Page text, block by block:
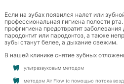
Если на зубах появился налет или
профессиональная гигиена полости
профгигиена предотвратит заболевания
пародонтит или пародонтоз, а также
зубы станут белее, а дыхание свежим.
В нашей клинике снятие зубных
ультразвуковым методом
методом Air Flow (с помощью потока